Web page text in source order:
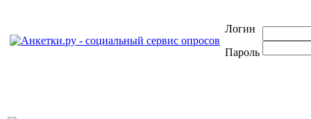
Логин
Пароль